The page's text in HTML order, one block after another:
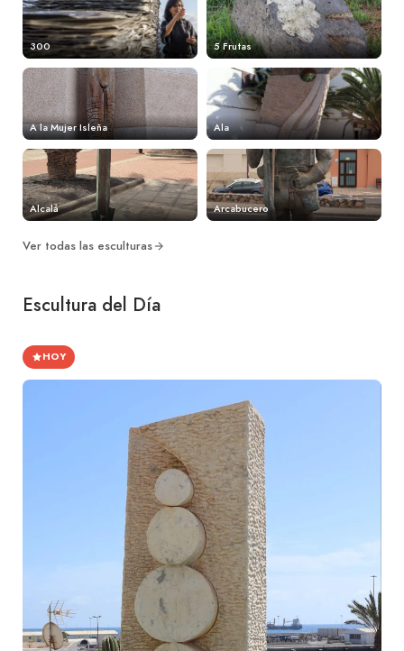
300 5 Frutas
A la Mujer Isleña Ala
Alcalá Arcabucero
Ver todas las esculturas
Escultura del Día
HOY